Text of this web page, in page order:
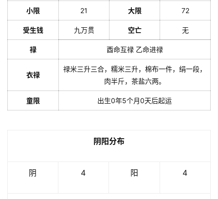
小限 21 大限 72
受生钱 九万贯 空亡 无
禄 酉命互禄 乙命进禄
衣禄
禄米三升三合，糯米三升，棉布一件，绢一段，
肉半斤，茶盐六两。
童限 出生0年5个月0天后起运
阴阳分布
阴 4 阳 4